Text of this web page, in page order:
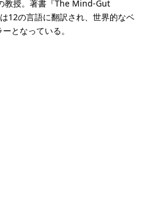
教授。著書『The Mind-Gut
12の言語に翻訳され、世界的なベ
となっている。